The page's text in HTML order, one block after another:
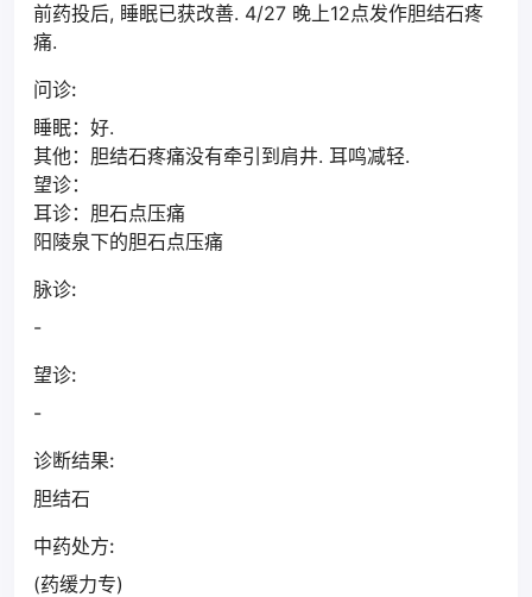
前药投后, 睡眠已获改善. 4/27 晚上12点发作胆结石疼
痛.
问诊:
睡眠：好.
其他：胆结石疼痛没有牵引到肩井. 耳鸣减轻.
望诊：
耳诊：胆石点压痛
阳陵泉下的胆石点压痛
脉诊:
-
望诊:
-
诊断结果:
胆结石
中药处方:
(药缓力专)